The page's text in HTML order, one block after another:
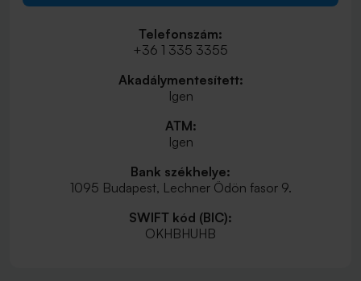
Telefonszám:
+36 1 335 3355
Akadálymentesített:
Igen
ATM:
Igen
Bank székhelye:
1095 Budapest, Lechner Ödön fasor 9.
SWIFT kód (BIC):
OKHBHUHB